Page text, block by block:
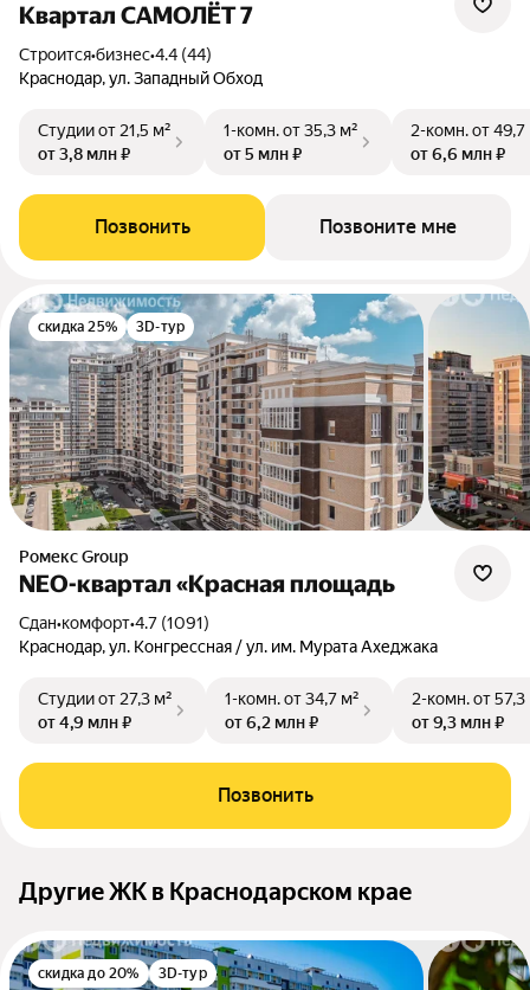
Квартал САМОЛЁТ 7
Строится•бизнес•4.4 (44)
Краснодар, ул. Западный Обход
Студииот 21,5 м²
от 3,8 млн ₽
1-комн.от 35,3 м²
от 5 млн ₽
2-комн.от 49,7
от 6,6 млн ₽
Позвонить Позвоните мне
скидка 25% 3D-тур
Ромекс Group
NEO-квартал «Красная площадь
Сдан•комфорт•4.7 (1091)
Краснодар, ул. Конгрессная / ул. им. Мурата Ахеджака
Студииот 27,3 м²
от 4,9 млн ₽
1-комн.от 34,7 м²
от 6,2 млн ₽
2-комн.от 57,3
от 9,3 млн ₽
Позвонить
Другие ЖК в Краснодарском крае
скидка до 20% 3D-тур